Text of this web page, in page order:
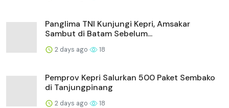
Panglima TNI Kunjungi Kepri, Amsakar
Sambut di Batam Sebelum...
2 days ago 18
Pemprov Kepri Salurkan 500 Paket Sembako
di Tanjungpinang
2 days ago 18